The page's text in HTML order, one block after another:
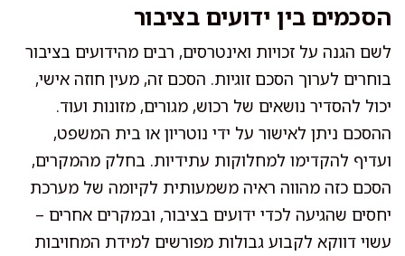
הסכמים בין ידועים בציבור
לשם הגנה על זכויות ואינטרסים, רבים מהידועים בציבור
בוחרים לערוך הסכם זוגיות. הסכם זה, מעין חוזה אישי,
יכול להסדיר נושאים של רכוש, מגורים, מזונות ועוד.
ההסכם ניתן לאישור על ידי נוטריון או בית המשפט,
ועדיף להקדימו למחלוקות עתידיות. בחלק מהמקרים,
הסכם כזה מהווה ראיה משמעותית לקיומה של מערכת
יחסים שהגיעה לכדי ידועים בציבור, ובמקרים אחרים –
עשוי דווקא לקבוע גבולות מפורשים למידת המחויבות